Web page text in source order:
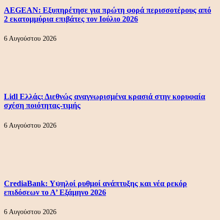
AEGEAN: Εξυπηρέτησε για πρώτη φορά περισσοτέρους από
2 εκατομμύρια επιβάτες τον Ιούλιο 2026
6 Αυγούστου 2026
Lidl Ελλάς: Διεθνώς αναγνωρισμένα κρασιά στην κορυφαία
σχέση ποιότητας-τιμής
6 Αυγούστου 2026
CrediaBank: Υψηλοί ρυθμοί ανάπτυξης και νέα ρεκόρ
επιδόσεων το Α’ Εξάμηνο 2026
6 Αυγούστου 2026